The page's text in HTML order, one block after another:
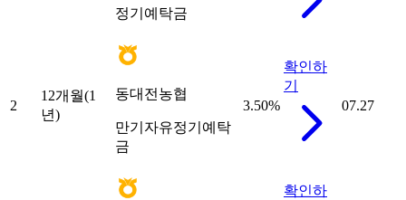
정기예탁금
2
12개월(1
년)
동대전농협
만기자유정기예탁
금
3.50%
확인하
기
07.27
확인하